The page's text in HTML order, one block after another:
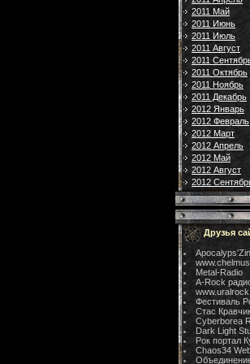
2011 Май
2011 Июнь
2011 Июль
2011 Август
2011
2011 Октябрь
2011 Ноябрь
2011 Декабрь
2012 Январь
2012 Февраль
2012 Март
2012 Апрель
2012 Май
2012 Август
2012
Друзья
Metal-Radio
A-Rock
Фестиваль
Стас
Cyberborea
Dark Light
Рок портал
Chaos34